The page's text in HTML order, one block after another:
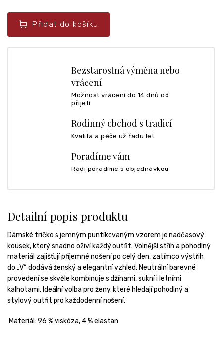
Přidat do košíku
Bezstarostná výměna nebo
vrácení
Možnost vrácení do 14 dnů od
přijetí
Rodinný obchod s tradicí
Kvalita a péče už řadu let
Poradíme vám
Rádi poradíme s objednávkou
Detailní popis produktu
Dámské tričko s jemným puntíkovaným vzorem je nadčasový
kousek, který snadno oživí každý outfit. Volnější střih a pohodlný
materiál zajišťují příjemné nošení po celý den, zatímco výstřih
do „V“ dodává ženský a elegantní vzhled. Neutrální barevné
provedení se skvěle kombinuje s džínami, sukní i letními
kalhotami. Ideální volba pro ženy, které hledají pohodlný a
stylový outfit pro každodenní nošení.
Materiál: 96 % viskóza, 4 % elastan